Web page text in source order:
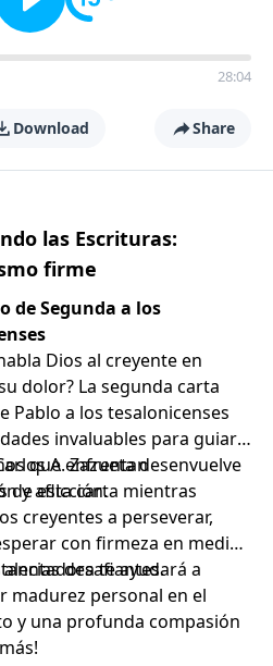
28:04
Download Share
las Escrituras:
firme
de Segunda a los
Dios al creyente en
dolor? La segunda carta
Pablo a los tesalonicenses
invaluables para guiar a
que enfrentan
y aflicción.
A. Zazueta desenvuelve
de esta carta mientras
creyentes a perseverar,
con firmeza en medio
desafiantes.
alentadora te ayudará a
madurez personal en el
y una profunda compasión